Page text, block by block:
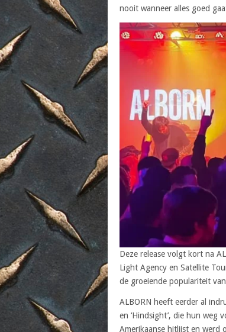
nooit wanneer alles goed
Deze release volgt kort na
Light Agency en Satellite
de groeiende populariteit
ALBORN heeft eerder al
en ‘Hindsight’, die hun weg
Amerikaanse hitlijst en werd